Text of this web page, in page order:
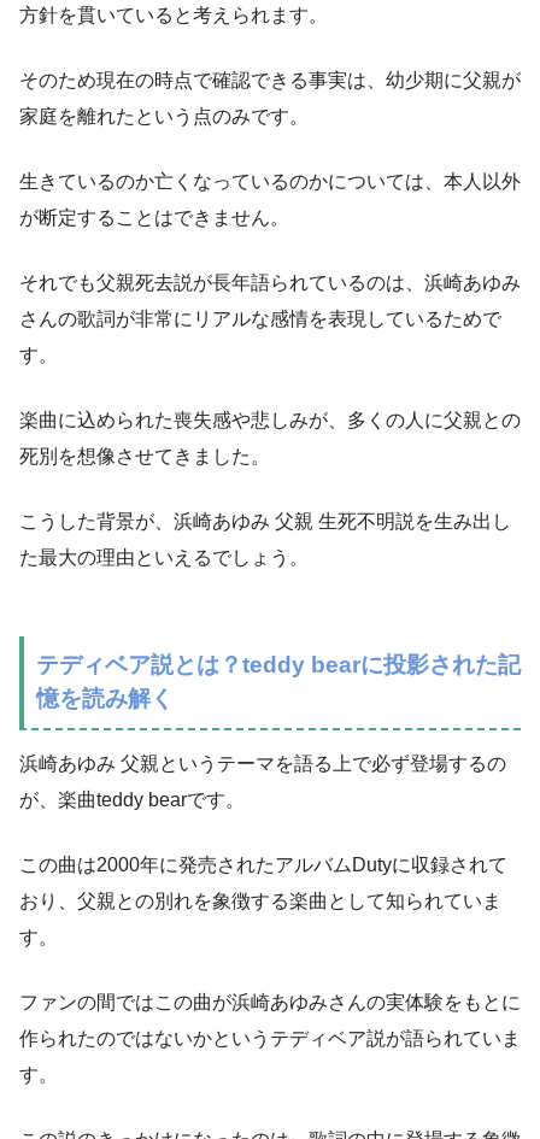
方針を貫いていると考えられます。
そのため現在の時点で確認できる事実は、幼少期に父親が
家庭を離れたという点のみです。
生きているのか亡くなっているのかについては、本人以外
が断定することはできません。
それでも父親死去説が長年語られているのは、浜崎あゆみ
さんの歌詞が非常にリアルな感情を表現しているためで
す。
楽曲に込められた喪失感や悲しみが、多くの人に父親との
死別を想像させてきました。
こうした背景が、浜崎あゆみ 父親 生死不明説を生み出し
た最大の理由といえるでしょう。
テディベア説とは？teddy bearに投影された記
憶を読み解く
浜崎あゆみ 父親というテーマを語る上で必ず登場するの
が、楽曲teddy bearです。
この曲は2000年に発売されたアルバムDutyに収録されて
おり、父親との別れを象徴する楽曲として知られていま
す。
ファンの間ではこの曲が浜崎あゆみさんの実体験をもとに
作られたのではないかというテディベア説が語られていま
す。